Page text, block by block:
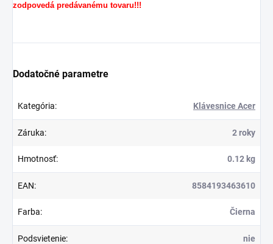
zodpovedá predávanému tovaru!!!
Dodatočné parametre
Kategória: Klávesnice Acer
Záruka: 2 roky
Hmotnosť: 0.12 kg
EAN: 8584193463610
Farba: Čierna
Podsvietenie: nie